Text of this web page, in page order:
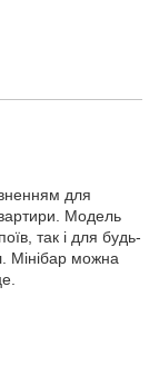
для
Модель
так і для будь-
Мінібар можна